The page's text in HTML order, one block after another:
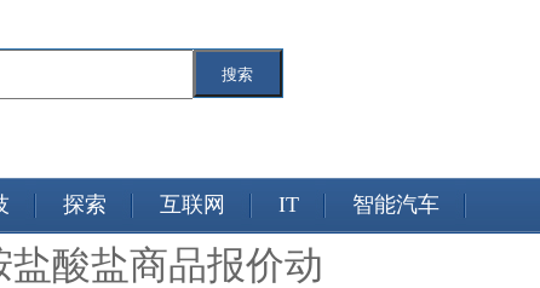
搜索
探索 互联网 IT 智能汽车
盐酸盐商品报价动